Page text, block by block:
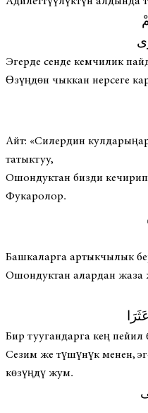
Эгерде сенде кемчилик
Өзүңдөн чыккан нерсеге
Айт: «Силердин
татыктуу,
Ошондуктан бизди
Фукаролор.
Башкаларга артыкчылык
Ошондуктан алардан жаза
Бир туугандарга кең пейил
Сезим же түшүнүк менен,
көзүңдү жум.